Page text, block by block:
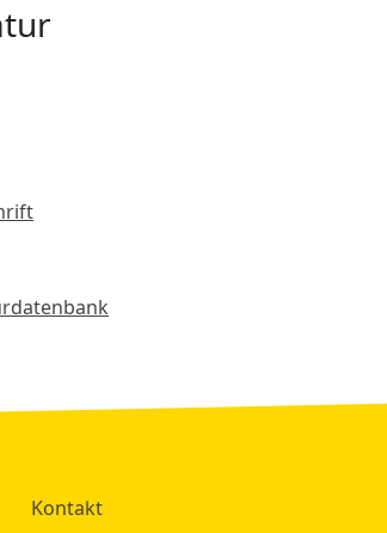
Kontakt